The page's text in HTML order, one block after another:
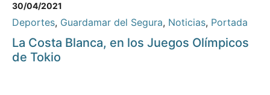
30/04/2021
Deportes, Guardamar del Segura, Noticias, Portada
La Costa Blanca, en los Juegos Olímpicos
de Tokio